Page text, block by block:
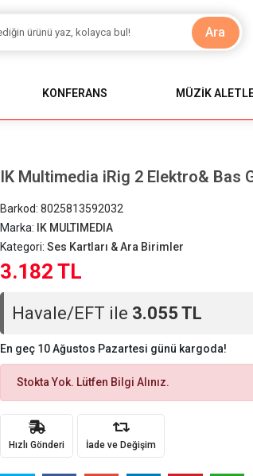
Ara
KONFERANS MÜZİK
IK Multimedia iRig 2 Elektro& Bas
Barkod:8025813592032
Marka:
IK MULTIMEDIA
Kategori:Ses Kartları & Ara Birimler
3.182 TL
Havale/EFT ile 3.055 TL
En geç 10 Ağustos Pazartesi günü kargoda!
Stokta Yok. Lütfen Bilgi Alınız.
Hızlı Gönderi İade ve Değişim